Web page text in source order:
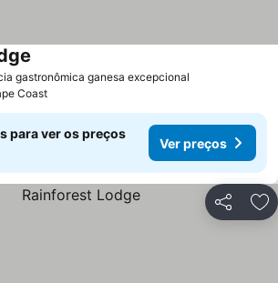
gastronômica ganesa excepcional
Coast
para ver os preços
Ver preços
Partilhar